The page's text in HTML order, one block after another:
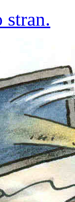
stran.